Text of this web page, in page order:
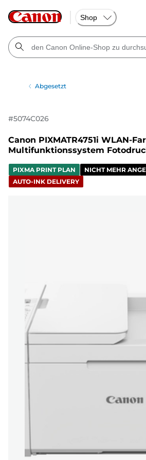
Shop
Abgesetzt
#5074C026
Canon PIXMATR4751i WLAN-
Multifunktionssystem
PIXMA PRINT PLAN
NICHT MEHR
AUTO-INK DELIVERY